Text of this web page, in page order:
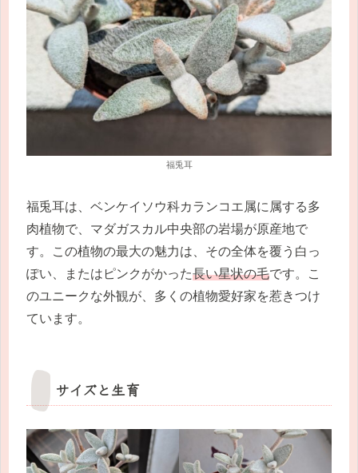
福兎耳
福兎耳は、ベンケイソウ科カランコエ属に属する多
肉植物で、マダガスカル中央部の岩場が原産地で
す。この植物の最大の魅力は、その全体を覆う白っ
ぽい、またはピンクがかった長い星状の毛です。こ
のユニークな外観が、多くの植物愛好家を惹きつけ
ています。
サイズと生育